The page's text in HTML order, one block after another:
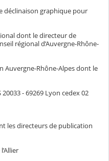
déclinaison graphique pour
dont le directeur de
régional d’Auvergne-Rhône-
Auvergne-Rhône-Alpes dont le
- 69269 Lyon cedex 02
les directeurs de publication